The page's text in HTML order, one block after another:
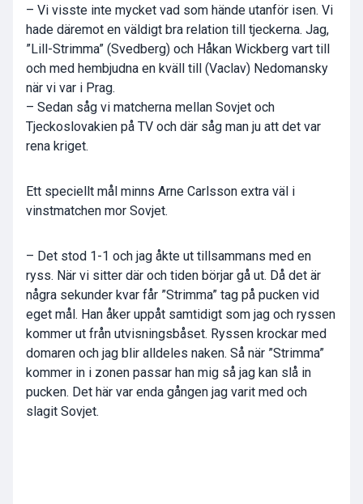
– Vi visste inte mycket vad som hände utanför isen. Vi
hade däremot en väldigt bra relation till tjeckerna. Jag,
”Lill-Strimma” (Svedberg) och Håkan Wickberg vart till
och med hembjudna en kväll till (Vaclav) Nedomansky
när vi var i Prag.
– Sedan såg vi matcherna mellan Sovjet och
Tjeckoslovakien på TV och där såg man ju att det var
rena kriget.
Ett speciellt mål minns Arne Carlsson extra väl i
vinstmatchen mor Sovjet.
– Det stod 1-1 och jag åkte ut tillsammans med en
ryss. När vi sitter där och tiden börjar gå ut. Då det är
några sekunder kvar får ”Strimma” tag på pucken vid
eget mål. Han åker uppåt samtidigt som jag och ryssen
kommer ut från utvisningsbåset. Ryssen krockar med
domaren och jag blir alldeles naken. Så när ”Strimma”
kommer in i zonen passar han mig så jag kan slå in
pucken. Det här var enda gången jag varit med och
slagit Sovjet.